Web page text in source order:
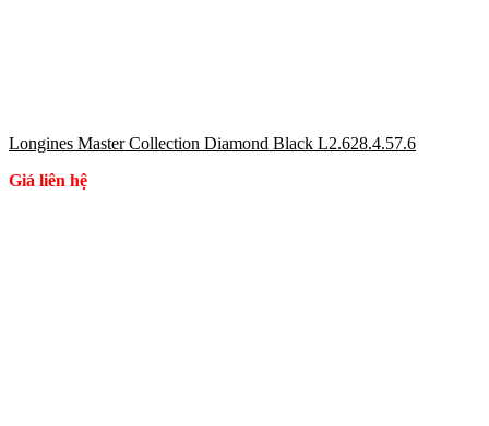
Longines Master Collection Diamond Black L2.628.4.57.6
Giá liên hệ